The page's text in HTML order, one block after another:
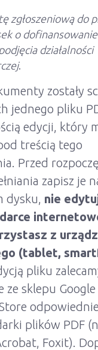
zgłoszeniową do
o dofinansowanie
działalności
.
zostały
jednego pliku
edycji, który
treścią tego
Przed
zapisz je
dysku, nie
z
(tablet,
pliku
ze sklepu Google
plików PDF
Foxit).